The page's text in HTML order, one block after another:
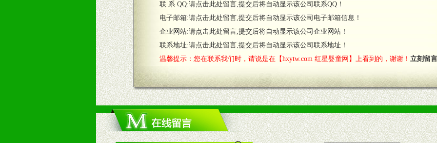
六、服务优势
1、完善的信息服务咨询中心：本着对代理商负责的态度，我们将及时回复您的疑问。
2、售后服务：突发性产品问题或消费者意见反馈，我们予以及时受理记录并合理妥善解决。
3、我们时刻整理各区销售情况，帮您诊断、分析市场，及时收编销售效果显着的案例，与您共商启动市场。
七、招商代理（全国各地）
1、认同我们的经营理念。
2、具备较好商业信誉和资金实力。
3、具备区域内良好的终端网点和销售渠道。
4、具备一定业务团队能力覆盖区域的流通渠道，孕婴童渠道，医药渠道并为之提供配送服务。
5、具备较强的市场操作意识，投入意识和配合意识。
联 系 QQ:请点击此处留言,提交后将自动显示该公司联系QQ！
电子邮箱:请点击此处留言,提交后将自动显示该公司电子邮箱信息！
企业网站:请点击此处留言,提交后将自动显示该公司企业网站！
联系地址:请点击此处留言,提交后将自动显示该公司联系地址！
温馨提示：您在联系我们时，请说是在【hxytw.com 红星婴童网】上看到的，谢谢！ 立刻留言